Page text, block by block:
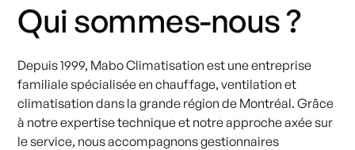
Qui sommes-nous ?
Depuis 1999, Mabo Climatisation est une entreprise
familiale spécialisée en chauffage, ventilation et
climatisation dans la grande région de Montréal. Grâce
à notre expertise technique et notre approche axée sur
le service, nous accompagnons gestionnaires